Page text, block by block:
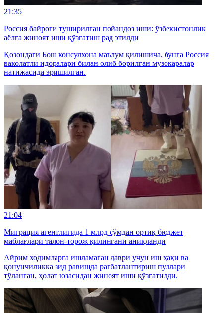
21:35
Россия байроғи туширилган пойандоз иши: ўзбекистонлик
аёлга жиноят иши қўзғатиш рад этилди
Қозондаги Бош консулхона маълум қилишича, бунга Россия
ваколатли идоралари билан олиб борилган музокаралар
натижасида эришилган.
21:04
Миграция агентлигида 1 млрд сўмдан ортиқ бюджет
маблағлари талон-торож қилингани аниқланди
Айрим ходимларга ишламаган даври учун иш ҳақи ва
қонунчиликка зид равишда рағбатлантириш пуллари
тўланган, ҳолат юзасидан жиноят иши қўзғатилди.